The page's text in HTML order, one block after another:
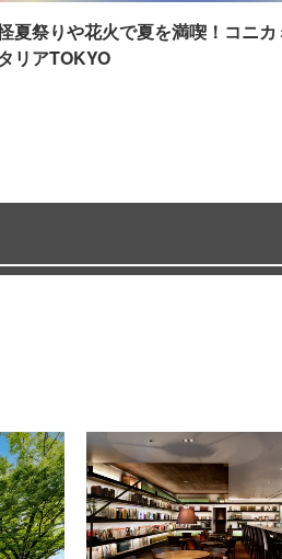
夏祭りや花火で夏を満喫！コニカ
リアTOKYO